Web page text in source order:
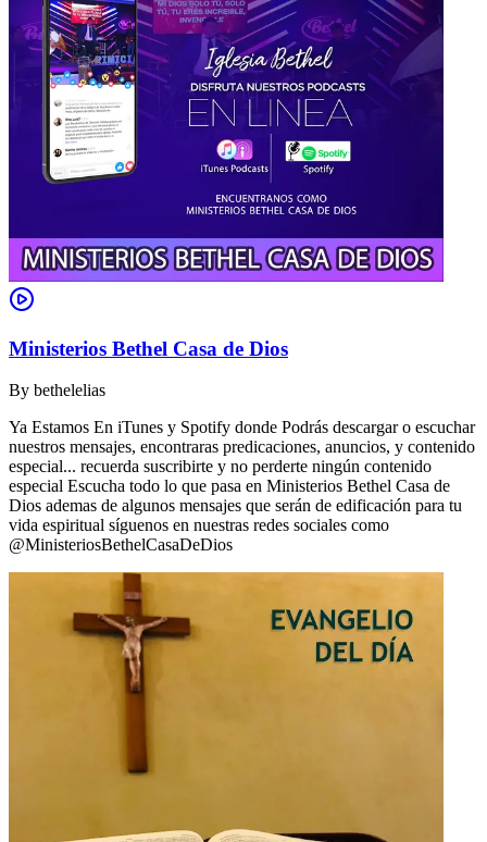
Ministerios Bethel Casa de Dios
By bethelelias
Ya Estamos En iTunes y Spotify donde Podrás descargar o escuchar
nuestros mensajes, encontraras predicaciones, anuncios, y contenido
especial... recuerda suscribirte y no perderte ningún contenido
especial Escucha todo lo que pasa en Ministerios Bethel Casa de
Dios ademas de algunos mensajes que serán de edificación para tu
vida espiritual síguenos en nuestras redes sociales como
@MinisteriosBethelCasaDeDios